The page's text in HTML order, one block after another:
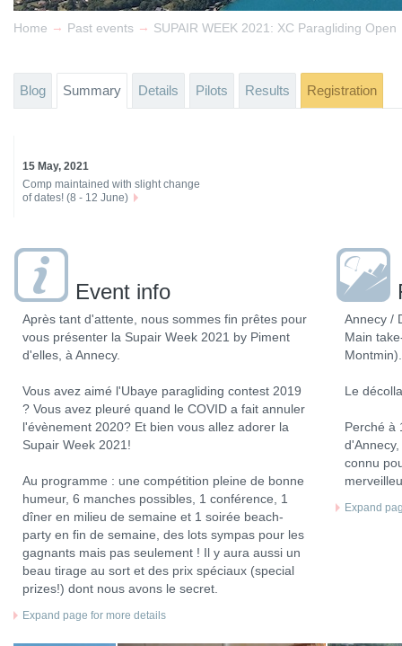
Home → Past events → SUPAIR WEEK 2021: XC Paragliding Open
Blog Summary Details Pilots Results Registration
15 May, 2021
Comp maintained with slight change
of dates! (8 - 12 June)
Event info
Après tant d'attente, nous sommes fin prêtes pour
vous présenter la Supair Week 2021 by Piment
d'elles, à Annecy.
Vous avez aimé l'Ubaye paragliding contest 2019
? Vous avez pleuré quand le COVID a fait annuler
l'évènement 2020? Et bien vous allez adorer la
Supair Week 2021!
Au programme : une compétition pleine de bonne
humeur, 6 manches possibles, 1 conférence, 1
dîner en milieu de semaine et 1 soirée beach-
party en fin de semaine, des lots sympas pour les
gagnants mais pas seulement ! Il y aura aussi un
beau tirage au sort et des prix spéciaux (special
prizes!) dont nous avons le secret.
Expand page for more details
Annecy /
Main
Montmin).
Le
Perché à
connu
Expand